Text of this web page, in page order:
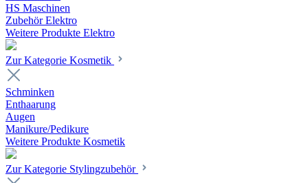
HS Maschinen
Zubehör Elektro
Weitere Produkte Elektro
Zur Kategorie Kosmetik
Schminken
Enthaarung
Augen
Manikure/Pedikure
Weitere Produkte Kosmetik
Zur Kategorie Stylingzubehör